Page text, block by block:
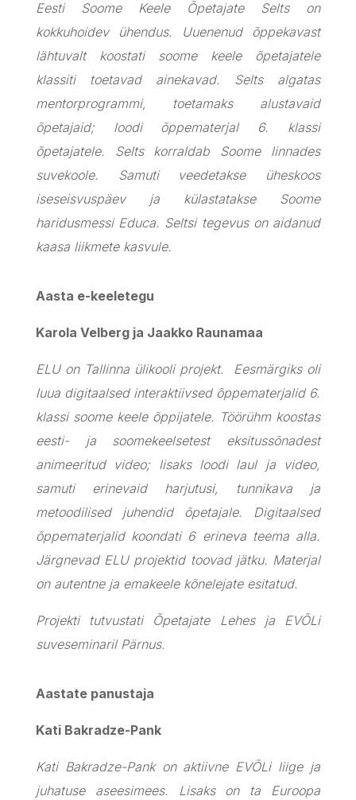
Eesti Soome Keele Õpetajate Selts on
kokkuhoidev ühendus. Uuenenud õppekavast
lähtuvalt koostati soome keele õpetajatele
klassiti toetavad ainekavad. Selts algatas
mentorprogrammi, toetamaks alustavaid
õpetajaid; loodi õppematerjal 6. klassi
õpetajatele. Selts korraldab Soome linnades
suvekoole. Samuti veedetakse üheskoos
iseseisvuspäev ja külastatakse Soome
haridusmessi Educa. Seltsi tegevus on aidanud
kaasa liikmete kasvule.
Aasta e-keeletegu
Karola Velberg ja Jaakko Raunamaa
ELU on Tallinna ülikooli projekt. Eesmärgiks oli
luua digitaalsed interaktiivsed õppematerjalid 6.
klassi soome keele õppijatele. Töörühm koostas
eesti- ja soomekeelsetest eksitussõnadest
animeeritud video; lisaks loodi laul ja video,
samuti erinevaid harjutusi, tunnikava ja
metoodilised juhendid õpetajale. Digitaalsed
õppematerjalid koondati 6 erineva teema alla.
Järgnevad ELU projektid toovad jätku. Materjal
on autentne ja emakeele kõnelejate esitatud.
Projekti tutvustati Õpetajate Lehes ja EVÕLi
suveseminaril Pärnus.
Aastate panustaja
Kati Bakradze-Pank
Kati Bakradze-Pank on aktiivne EVÕLi liige ja
juhatuse aseesimees. Lisaks on ta Euroopa